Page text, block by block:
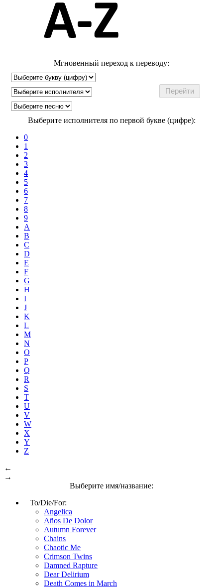
Мгновенный переход к переводу:
Выберите исполнителя по первой букве (цифре):
0
1
2
3
4
5
6
7
8
9
A
B
C
D
E
F
G
H
I
J
K
L
M
N
O
P
Q
R
S
T
U
V
W
X
Y
Z
←
→
Выберите имя/название:
To/Die/For:
Angelica
Años De Dolor
Autumn Forever
Chains
Chaotic Me
Crimson Twins
Damned Rapture
Dear Delirium
Death Comes in March